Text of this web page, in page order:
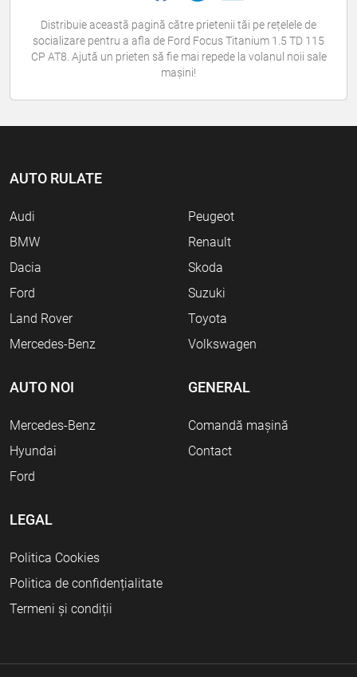
Distribuie această pagină către prietenii tăi pe rețelele de
socializare pentru a afla de Ford Focus Titanium 1.5 TD 115
CP AT8. Ajută un prieten să fie mai repede la volanul noii sale
mașini!
AUTO RULATE
Audi
BMW
Dacia
Ford
Land Rover
Mercedes-Benz
Peugeot
Renault
Skoda
Suzuki
Toyota
Volkswagen
AUTO NOI
Mercedes-Benz
Hyundai
Ford
GENERAL
Comandă mașină
Contact
LEGAL
Politica Cookies
Politica de confidențialitate
Termeni și condiții